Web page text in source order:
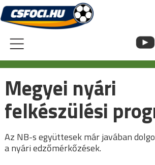
Skip
to
content
Megyei nyári
felkészülési
Az NB-s együttesek már javában
a nyári edzőmérkőzések.